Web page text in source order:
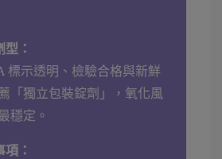
型：
標示透明、檢驗合格與新鮮
「獨立包裝錠劑」，氧化風
穩定。
項：